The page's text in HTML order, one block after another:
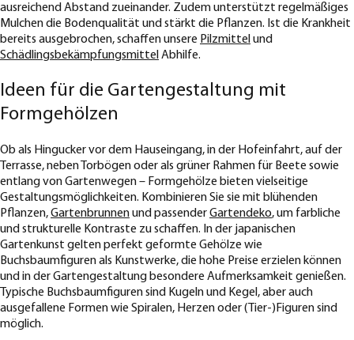
ausreichend Abstand zueinander. Zudem unterstützt regelmäßiges
Mulchen die Bodenqualität und stärkt die Pflanzen. Ist die Krankheit
bereits ausgebrochen, schaffen unsere Pilzmittelund
SchädlingsbekämpfungsmittelAbhilfe.
Ideen für die Gartengestaltung mit
Formgehölzen
Ob als Hingucker vor dem Hauseingang, in der Hofeinfahrt, auf der
Terrasse, neben Torbögen oder als grüner Rahmen für Beete sowie
entlang von Gartenwegen – Formgehölze bieten vielseitige
Gestaltungsmöglichkeiten. Kombinieren Sie sie mit blühenden
Pflanzen,Gartenbrunnenund passenderGartendeko, um farbliche
und strukturelle Kontraste zu schaffen. In der japanischen
Gartenkunst gelten perfekt geformte Gehölze wie
Buchsbaumfiguren als Kunstwerke, die hohe Preise erzielen können
und in der Gartengestaltung besondere Aufmerksamkeit genießen.
Typische Buchsbaumfiguren sind Kugeln und Kegel, aber auch
ausgefallene Formen wie Spiralen, Herzen oder (Tier-)Figuren sind
möglich.